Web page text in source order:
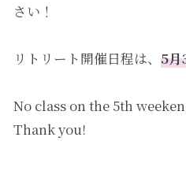
さい！
リトリート開催日程は、 5月
No class on the 5th
Thank you!